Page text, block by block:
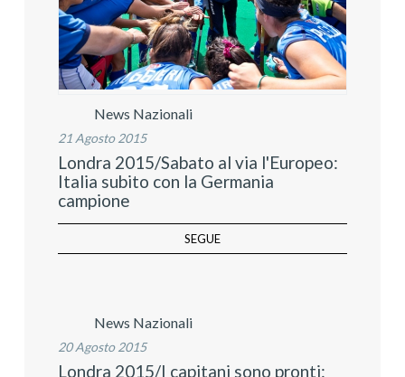
News Nazionali
21 Agosto 2015
Londra 2015/Sabato al via l'Europeo:
Italia subito con la Germania
campione
SEGUE
News Nazionali
20 Agosto 2015
Londra 2015/I capitani sono pronti: